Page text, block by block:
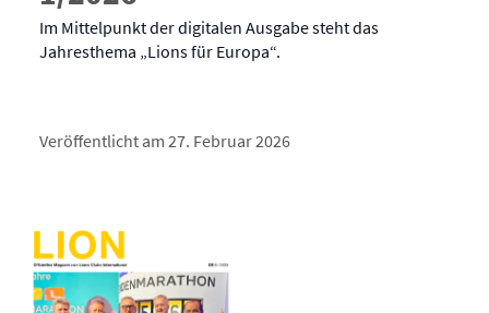
Im Mittelpunkt der digitalen Ausgabe steht das
Jahresthema „Lions für Europa“.
Veröffentlicht am 27. Februar 2026